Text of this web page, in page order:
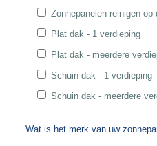
Zonnepanelen reinigen op
Plat dak - 1 verdieping
Plat dak - meerdere
Schuin dak - 1 verdieping
Schuin dak - meerdere
Wat is het merk van uw